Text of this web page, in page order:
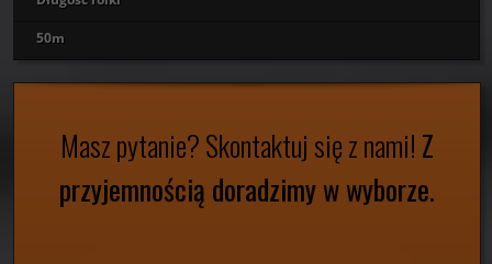
50m
Masz pytanie?Skontaktuj się z nami! Z
przyjemnością doradzimy w wyborze.